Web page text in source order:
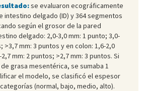
se evaluaron ecográficamente
intestino delgado (ID) y 364 segmentos
según el grosor de la pared
delgado: 2,0-3,0 mm: 1 punto; 3,0-
>3,7 mm: 3 puntos y en colon: 1,6-2,0
mm: 2 puntos; >2,7 mm: 3 puntos. Si
grasa mesentérica, se sumaba 1
el modelo, se clasificó el espesor
(normal, bajo, medio, alto).